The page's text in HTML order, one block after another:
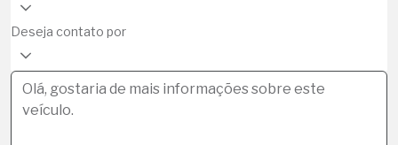
Deseja contato por